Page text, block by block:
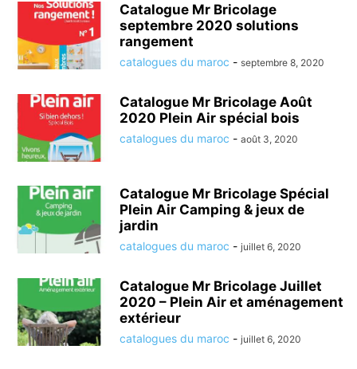
Catalogue Mr Bricolage
septembre 2020 solutions
rangement
catalogues du maroc - septembre 8, 2020
Catalogue Mr Bricolage Août
2020 Plein Air spécial bois
catalogues du maroc - août 3, 2020
Catalogue Mr Bricolage Spécial
Plein Air Camping & jeux de
jardin
catalogues du maroc - juillet 6, 2020
Catalogue Mr Bricolage Juillet
2020 – Plein Air et aménagement
extérieur
catalogues du maroc - juillet 6, 2020